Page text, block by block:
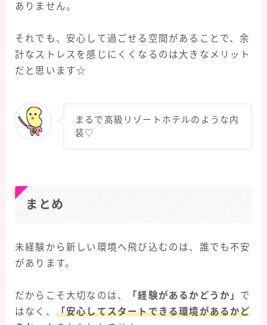
ありません。
それでも、安心して過ごせる空間があることで、余
計なストレスを感じにくくなるのは大きなメリット
だと思います☆
まるで高級リゾートホテルのような内
装♡
まとめ
未経験から新しい環境へ飛び込むのは、誰でも不安
があります。
だからこそ大切なのは、 「経験があるかどうか」 で
はなく、 「安心してスタートできる環境があるかど